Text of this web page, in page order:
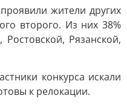
жители других
второго. Из них 38%
Рязанской,
конкурса искали
к релокации.